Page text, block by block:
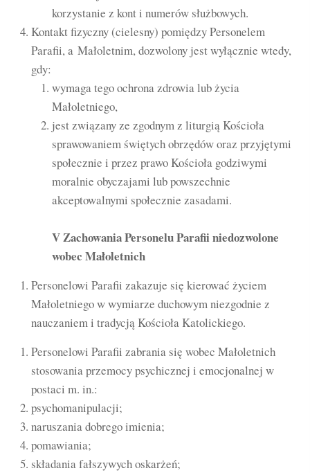
korzystanie z kont i numerów służbowych.
Kontakt fizyczny (cielesny) pomiędzy Personelem
Parafii, a Małoletnim, dozwolony jest wyłącznie wtedy,
gdy:
wymaga tego ochrona zdrowia lub życia
Małoletniego,
jest związany ze zgodnym z liturgią Kościoła
sprawowaniem świętych obrzędów oraz przyjętymi
społecznie i przez prawo Kościoła godziwymi
moralnie obyczajami lub powszechnie
akceptowalnymi społecznie zasadami.
V Zachowania Personelu Parafii niedozwolone
wobec Małoletnich
Personelowi Parafii zakazuje się kierować życiem
Małoletniego w wymiarze duchowym niezgodnie z
nauczaniem i tradycją Kościoła Katolickiego.
Personelowi Parafii zabrania się wobec Małoletnich
stosowania przemocy psychicznej i emocjonalnej w
postaci m. in.:
psychomanipulacji;
naruszania dobrego imienia;
pomawiania;
składania fałszywych oskarżeń;